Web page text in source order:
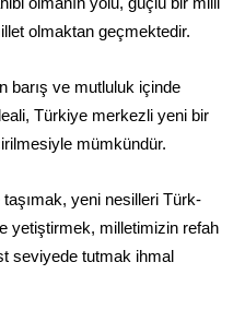
olmaktan geçmektedir.
barış ve mutluluk içinde
Türkiye merkezli yeni bir
mümkündür.
yeni nesilleri Türk-
yetiştirmek, milletimizin refah
seviyede tutmak ihmal